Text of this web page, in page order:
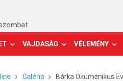
VAJDASÁG VÉLEMÉNY
Galéria Bárka Ökumenikus